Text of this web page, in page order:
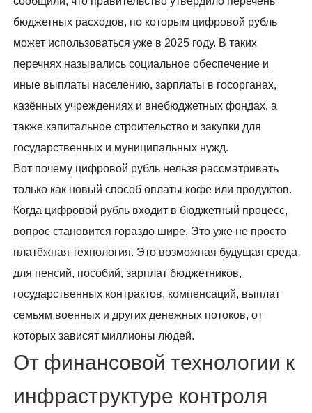
бюджетных расходов, по которым цифровой рубль
может использоваться уже в 2025 году. В таких
перечнях назывались социальное обеспечение и
иные выплаты населению, зарплаты в госорганах,
казённых учреждениях и внебюджетных фондах, а
также капитальное строительство и закупки для
государственных и муниципальных нужд.
Вот почему цифровой рубль нельзя рассматривать
только как новый способ оплаты кофе или продуктов.
Когда цифровой рубль входит в бюджетный процесс,
вопрос становится гораздо шире. Это уже не просто
платёжная технология. Это возможная будущая среда
для пенсий, пособий, зарплат бюджетников,
государственных контрактов, компенсаций, выплат
семьям военных и других денежных потоков, от
которых зависят миллионы людей.
От финансовой технологии к
инфраструктуре контроля